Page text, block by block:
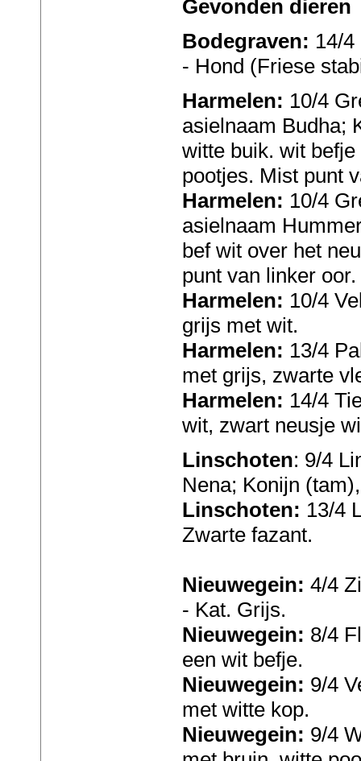
Gevonden dieren
Bodegraven: 14/
- Hond (Friese
Harmelen: 10/4
asielnaam Budha;
witte buik. wit
pootjes. Mist punt
Harmelen: 10/4
asielnaam
bef wit over het
punt van linker oor.
Harmelen: 10/4
grijs met wit.
Harmelen: 13/4
met grijs, zwarte
Harmelen: 14/4
wit, zwart neusje
Linschoten: 9/4
Nena; Konijn
Linschoten: 13/4
Zwarte fazant.
Nieuwegein: 4/4
- Kat. Grijs.
Nieuwegein: 8/4
een wit befje.
Nieuwegein: 9/4
met witte kop.
Nieuwegein: 9/4